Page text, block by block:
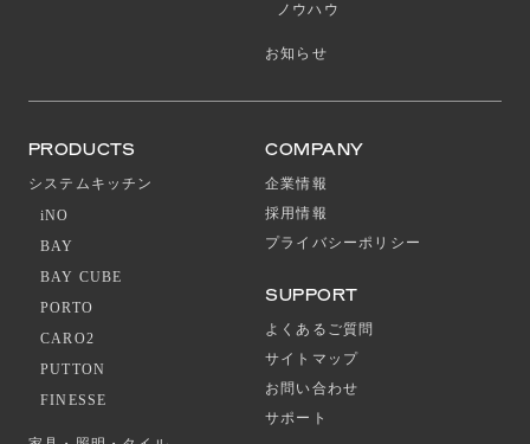
ノウハウ
お知らせ
PRODUCTS
システムキッチン
iNO
BAY
BAY CUBE
PORTO
CARO2
PUTTON
FINESSE
COMPANY
企業情報
採用情報
プライバシーポリシー
SUPPORT
よくあるご質問
サイトマップ
お問い合わせ
サポート